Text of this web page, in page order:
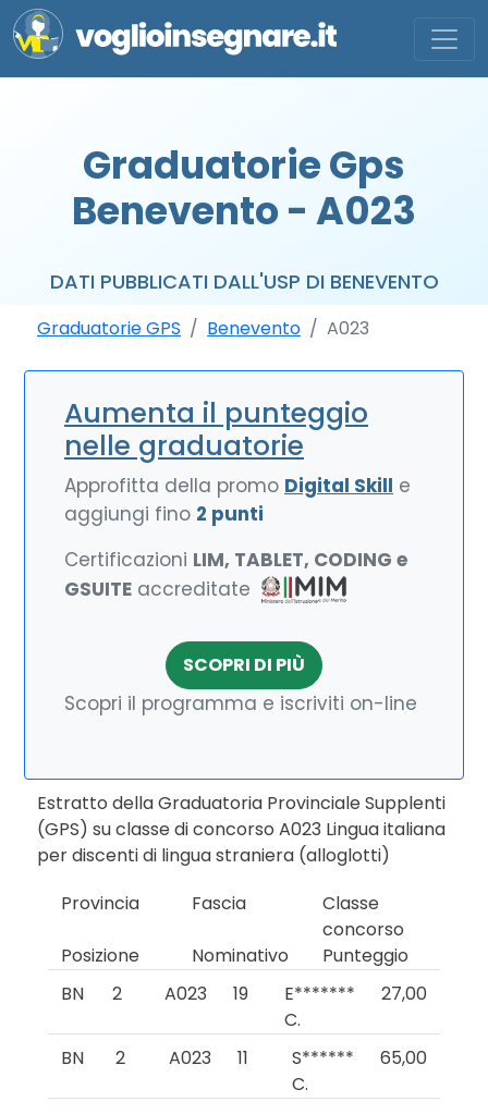
Graduatorie Gps
Benevento - A023
DATI PUBBLICATI DALL'USP DI BENEVENTO
Graduatorie GPS Benevento A023
Aumenta il punteggio
nelle graduatorie
Approfitta della promo Digital Skill e
aggiungi fino 2 punti
Certificazioni LIM, TABLET, CODING e
GSUITE accreditate
SCOPRI DI PIÙ
Scopri il programma e iscriviti on-line
Estratto della Graduatoria Provinciale Supplenti
(GPS) su classe di concorso A023 Lingua italiana
per discenti di lingua straniera (alloglotti)
Provincia
Fascia
Classe
concorso
Posizione
Nominativo
Punteggio
BN
2 A023 19
E*******
C.
27,00
BN 2 A023 11
S******
C.
65,00